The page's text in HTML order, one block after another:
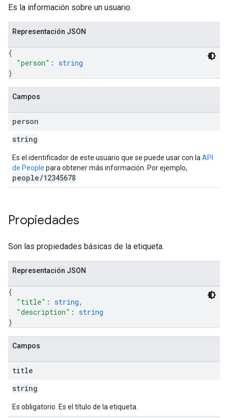
Es la información sobre un usuario.
Representación JSON
{
"person" : string
}
Campos
person
string
Es el identificador de este usuario que se puede usar con la API
de People para obtener más información. Por ejemplo,
people/12345678
Propiedades
Son las propiedades básicas de la etiqueta.
Representación JSON
{
"title" : string,
"description" : string
}
Campos
title
string
Es obligatorio. Es el título de la etiqueta.